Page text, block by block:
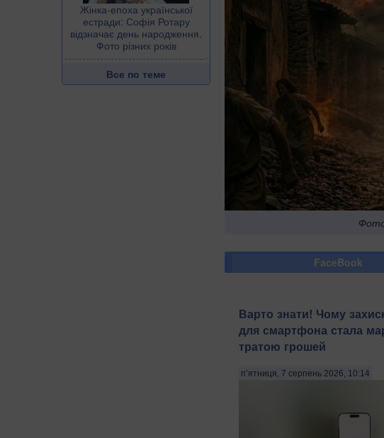
Жінка-епоха української
естради: Софія Ротару
відзначає день народження.
Фото різних років
Все по теме
FaceBook
Варто знати! Чому
для смартфона стала
тратою грошей
п’ятниця, 7 серпень 2026, 10:14